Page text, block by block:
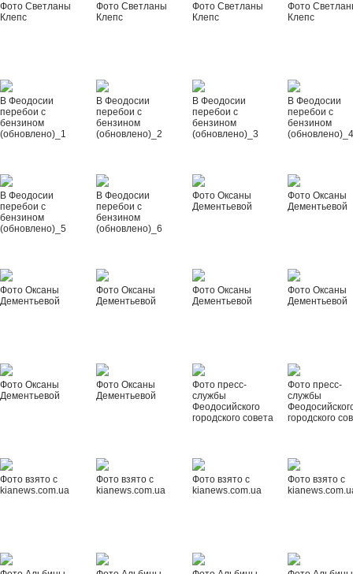
Фото Светланы
Клепс
Фото Светланы
Клепс
Фото Светланы
Клепс
Фото
Клепс
В Феодосии
перебои с
бензином
(обновлено)_1
В Феодосии
перебои с
бензином
(обновлено)_2
В Феодосии
перебои с
бензином
(обновлено)_3
В Феодосии
перебои с
бензином
В Феодосии
перебои с
бензином
(обновлено)_5
В Феодосии
перебои с
бензином
(обновлено)_6
Фото Оксаны
Дементьевой
Фото Оксаны
Дементьевой
Фото Оксаны
Дементьевой
Фото Оксаны
Дементьевой
Фото Оксаны
Дементьевой
Фото Оксаны
Дементьевой
Фото Оксаны
Дементьевой
Фото Оксаны
Дементьевой
Фото пресс-
службы
Феодосийского
городского совета
Фото пресс-
службы
городского
Фото взято с
kianews.com.ua
Фото взято с
kianews.com.ua
Фото взято с
kianews.com.ua
Фото взято с